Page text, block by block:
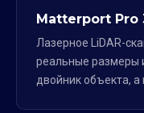
Matterport Pro
Лазерное LiDAR-
реальные размеры
двойник объекта,